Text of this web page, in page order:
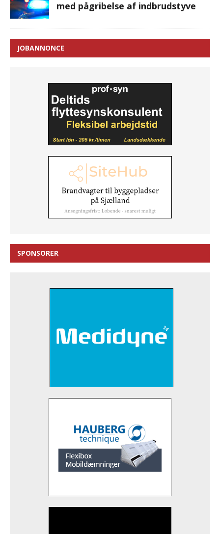
med pågribelse af indbrudstyve
JOBANNONCE
SPONSORER